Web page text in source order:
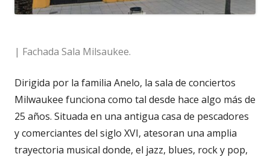
| Fachada Sala Milsaukee.
Dirigida por la familia Anelo, la sala de conciertos
Milwaukee funciona como tal desde hace algo más de
25 años. Situada en una antigua casa de pescadores
y comerciantes del siglo XVI, atesoran una amplia
trayectoria musical donde, el jazz, blues, rock y pop,